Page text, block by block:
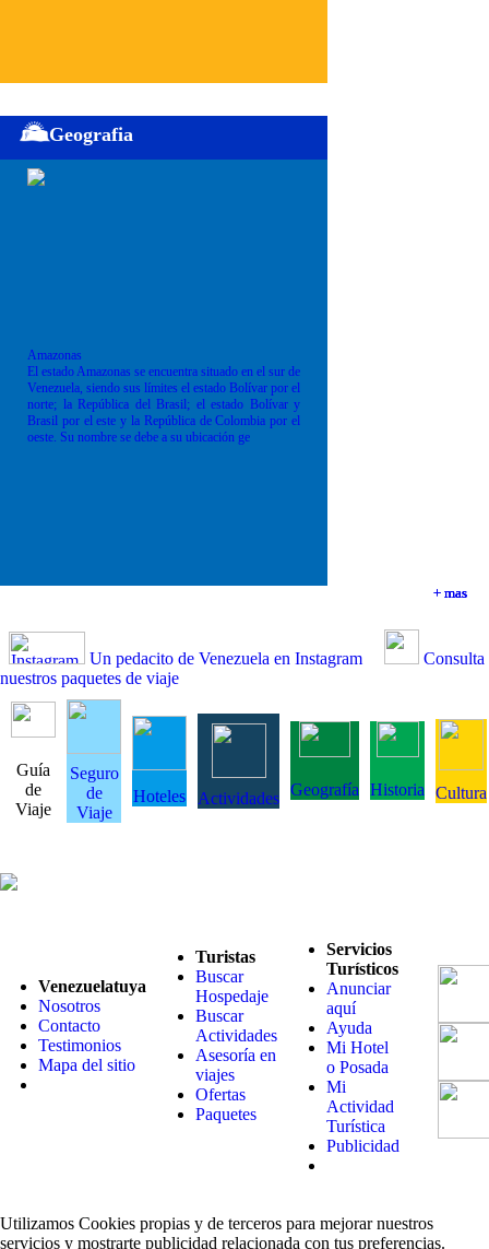
+ mas
+ mas
+ mas
Geografia
Amazonas
El estado Amazonas se encuentra situado en el sur de
Venezuela, siendo sus límites el estado Bolívar por el
norte; la República del Brasil; el estado Bolívar y
Brasil por el este y la República de Colombia por el
oeste. Su nombre se debe a su ubicación ge
+ mas
Un pedacito de Venezuela en Instagram
Consulta
nuestros paquetes de viaje
Guía
de
Viaje
Seguro
de
Viaje
Hoteles Actividades Geografía Historia Cultura
Venezuelatuya
Nosotros
Contacto
Testimonios
Mapa del sitio
Turistas
Buscar
Hospedaje
Buscar
Actividades
Asesoría en
viajes
Ofertas
Paquetes
Servicios
Turísticos
Anunciar
aquí
Ayuda
Mi Hotel
o Posada
Mi
Actividad
Turística
Publicidad
Utilizamos Cookies propias y de terceros para mejorar nuestros
servicios y mostrarte publicidad relacionada con tus preferencias.